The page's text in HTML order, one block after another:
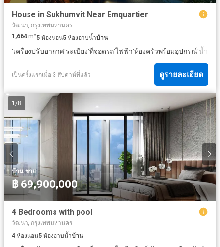
House in Sukhumvit Near Emquartier
วัฒนา, กรุงเทพมหานคร
1,664 m²5 ห้องนอน5 ห้องอาบน้ำบ้าน
·เครื่องปรับอากาศ·ระเบียง·ที่จอดรถ·ไฟฟ้า·ห้องครัวพร้อมอุปกรณ์·น้ำ
เป็นครั้งแรกเมื่อ 3 สัปดาห์ที่แล้ว ดูรายละเอียด
1 /8
บ้าน·ขาย
฿ 69,900,000
4 Bedrooms with pool
วัฒนา, กรุงเทพมหานคร
4 ห้องนอน5 ห้องอาบน้ำบ้าน